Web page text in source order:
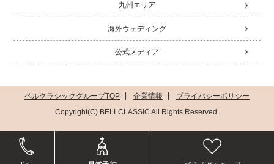
九州エリア
海外ウェディング
公式メディア
ベルクラシックグループTOP 企業情報
プライバシーポリシー
Copyright(C) BELLCLASSIC All Rights Reserved.